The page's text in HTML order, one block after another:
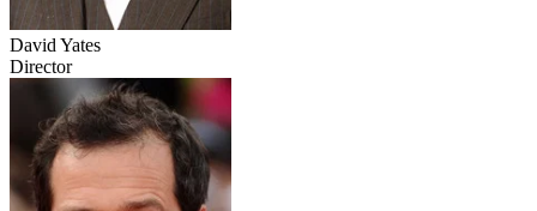
David Yates
Director